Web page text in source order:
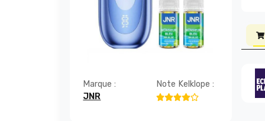
Marque :
JNR
Note Kelklope :